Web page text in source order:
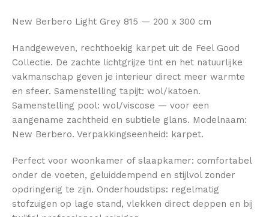
New Berbero Light Grey 815 — 200 x 300 cm
Handgeweven, rechthoekig karpet uit de Feel Good
Collectie. De zachte lichtgrijze tint en het natuurlijke
vakmanschap geven je interieur direct meer warmte
en sfeer. Samenstelling tapijt: wol/katoen.
Samenstelling pool: wol/viscose — voor een
aangename zachtheid en subtiele glans. Modelnaam:
New Berbero. Verpakkingseenheid: karpet.
Perfect voor woonkamer of slaapkamer: comfortabel
onder de voeten, geluiddempend en stijlvol zonder
opdringerig te zijn. Onderhoudstips: regelmatig
stofzuigen op lage stand, vlekken direct deppen en bij